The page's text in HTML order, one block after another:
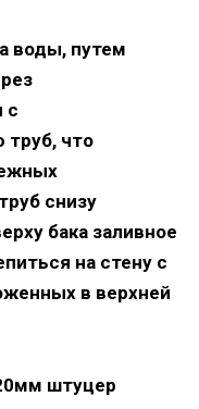
воды, путем
с
что
снизу
бака заливное
на стену с
в верхней
штуцер